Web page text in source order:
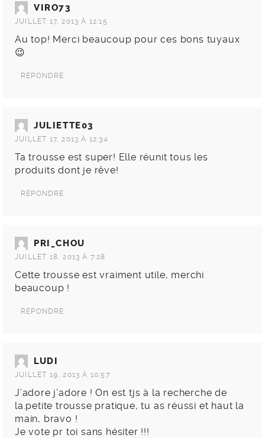
VIRO73
JUILLET 17, 2013 À 12:15
Au top! Merci beaucoup pour ces bons tuyaux
😉
RÉPONDRE
JULIETTE03
JUILLET 17, 2013 À 12:34
Ta trousse est super! Elle réunit tous les
produits dont je rêve!
RÉPONDRE
PRI_CHOU
JUILLET 18, 2013 À 7:28
Cette trousse est vraiment utile, merchi
beaucoup !
RÉPONDRE
LUDI
JUILLET 19, 2013 À 10:57
J’adore j’adore ! On est tjs à la recherche de
la.petite trousse pratique, tu as réussi et haut la
main, bravo !
Je vote pr toi sans hésiter !!!